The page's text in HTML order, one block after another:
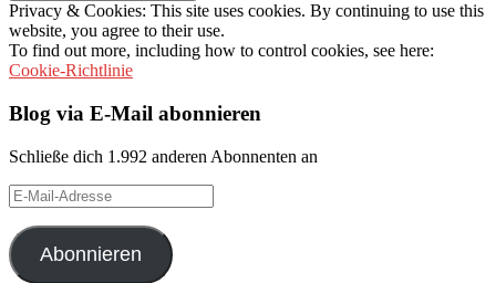
Privacy & Cookies: This site uses cookies. By continuing to use this
website, you agree to their use.
To find out more, including how to control cookies, see here:
Cookie-Richtlinie
Blog via E-Mail abonnieren
Schließe dich 1.992 anderen Abonnenten an
E-
Mail-
Adresse
Abonnieren